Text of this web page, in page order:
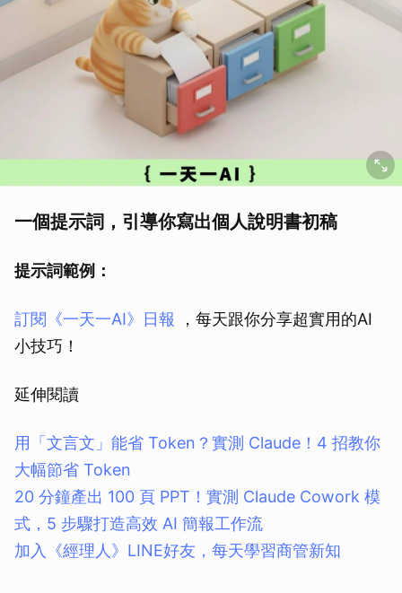
一個提示詞，引導你寫出個人說明書初稿
提示詞範例：
訂閱《一天一AI》日報 ，每天跟你分享超實用的AI
小技巧！
延伸閱讀
用「文言文」能省 Token？實測 Claude！4 招教你
大幅節省 Token
20 分鐘產出 100 頁 PPT！實測 Claude Cowork 模
式，5 步驟打造高效 AI 簡報工作流
加入《經理人》LINE好友，每天學習商管新知
取消